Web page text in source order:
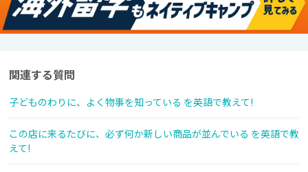
関連する質問
子どものわりに、よく物事を知っている を英語で教えて!
この店に来るたびに、必ず何か新しい商品が並んでいる を英語で教
えて!